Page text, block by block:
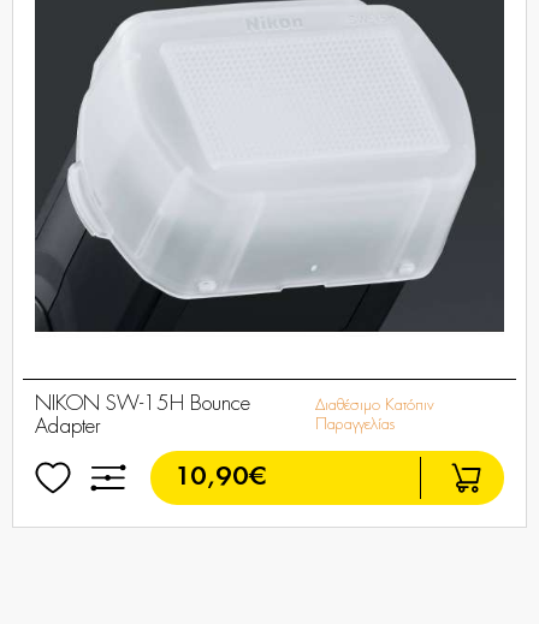
NIKON SW-15H Bounce
Adapter
Διαθέσιμο Κατόπιν
Παραγγελίας
10,90€